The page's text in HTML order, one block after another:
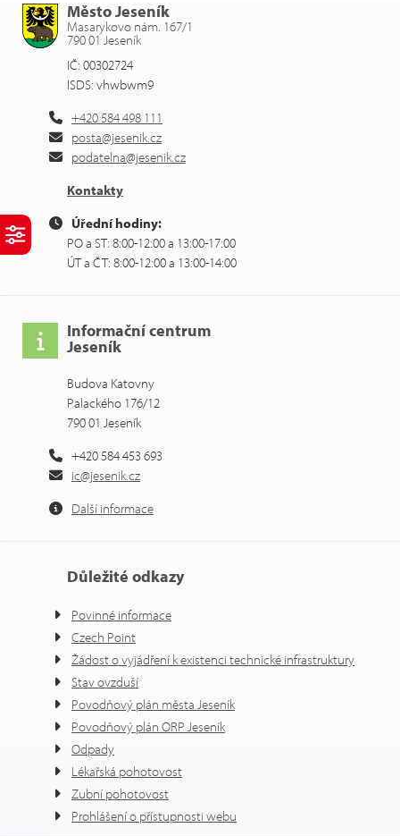
Město Jeseník
Masarykovo nám. 167/1
790 01 Jeseník
IČ: 00302724
ISDS: vhwbwm9
+420 584 498 111
posta@jesenik.cz
podatelna@jesenik.cz
Kontakty
Úřední hodiny:
PO a ST: 8:00-12:00 a 13:00-17:00
ÚT a ČT: 8:00-12:00 a 13:00-14:00
Informační centrum
Jeseník
Budova Katovny
Palackého 176/12
790 01 Jeseník
+420 584 453 693
ic@jesenik.cz
Další informace
Důležité odkazy
Povinné informace
Czech Point
Žádost o vyjádření k existenci technické infrastruktury
Stav ovzduší
Povodňový plán města Jeseník
Povodňový plán ORP Jeseník
Odpady
Lékařská pohotovost
Zubní pohotovost
Prohlášení o přístupnosti webu